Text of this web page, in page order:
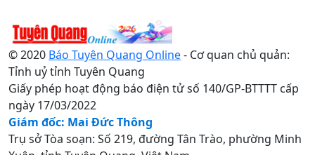
© 2020 Báo Tuyên Quang Online- Cơ quan chủ quản:
Tỉnh uỷ tỉnh Tuyên Quang
Giấy phép hoạt động báo điện tử số 140/GP-BTTTT cấp
ngày 17/03/2022
Giám đốc: Mai Đức Thông
Trụ sở Tòa soạn: Số 219, đường Tân Trào, phường Minh